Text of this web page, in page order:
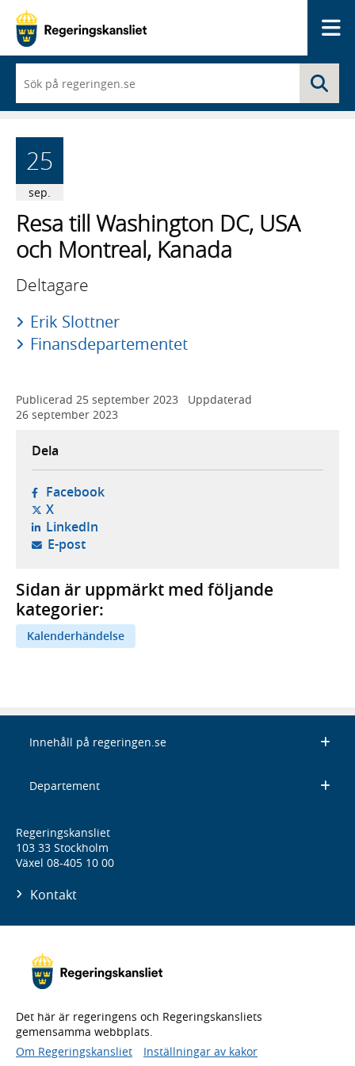
du
börjar
skriva
med
25
sep.
Resa till Washington DC, USA
och Montreal, Kanada
Deltagare
Erik Slottner
Finansdepartementet
Publicerad 25 september 2023
Uppdaterad
26 september 2023
Dela
Facebook- öppnas i ny flik, extern webbplats,
X- öppnas i ny flik, extern webbplats,
LinkedIn- öppnas i ny flik, extern webbplats,
E-post- öppnar din e-postklient,
Sidan är uppmärkt med följande
kategorier:
Kalenderhändelse
Innehåll på regeringen.se
Departement
Regeringskansliet
103 33 Stockholm
Växel 08-405 10 00
Kontakt
Det här är regeringens och Regeringskansliets
gemensamma webbplats.
Om Regeringskansliet
Inställningar av kakor